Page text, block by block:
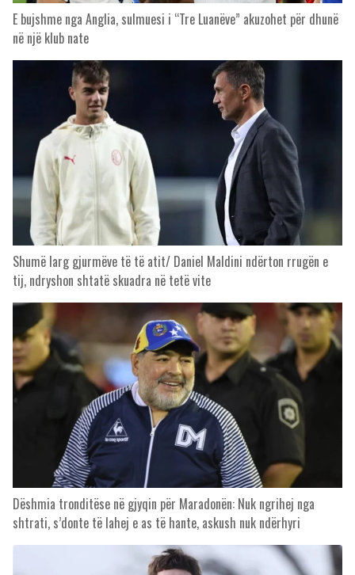
E bujshme nga Anglia, sulmuesi i “Tre Luanëve” akuzohet për dhunë
në një klub nate
Shumë larg gjurmëve të të atit/ Daniel Maldini ndërton rrugën e
tij, ndryshon shtatë skuadra në tetë vite
Dëshmia tronditëse në gjyqin për Maradonën: Nuk ngrihej nga
shtrati, s’donte të lahej e as të hante, askush nuk ndërhyri